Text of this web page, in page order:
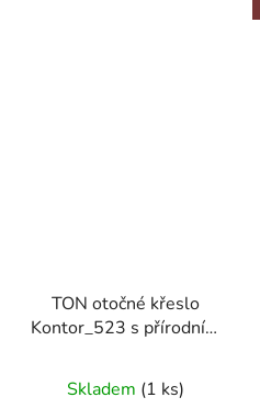
TON otočné křeslo
Kontor_523 s přírodním
Skladem (1 ks)